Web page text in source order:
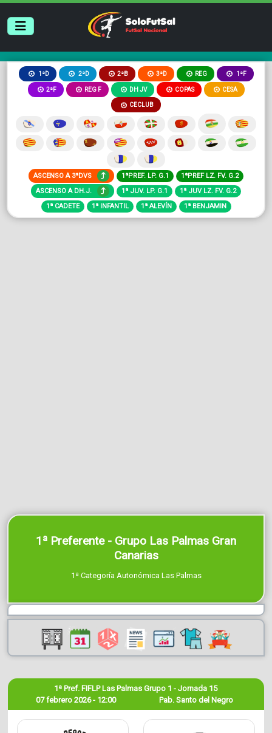
1ªD 2ªD 2ªB 3ªD REG 1ªF
2ªF REG F DH JV COPAS CESA
CECLUB
ASCENSO A 3ªDVS 1ªPREF. LP. G.1
1ªPREF LZ. FV. G.2
ASCENSO A DH.J.
1ª JUV. LP. G.1
1ª JUV LZ. FV. G.2
1ª CADETE
1ª INFANTIL 1ª ALEVÍN 1ª BENJAMIN
1ª Preferente - Grupo Las Palmas Gran
Canarias
1ª Categoría Autonómica Las Palmas
07 febrero 2026 - 12:00
1ª Pref. FIFLP Las Palmas Grupo 1 - Jornada 15
Pab. Santo del Negro